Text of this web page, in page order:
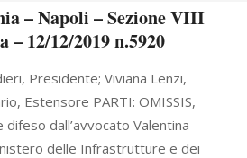
– Napoli – Sezione VIII
– 12/12/2019 n.5920
Presidente; Viviana Lenzi,
Estensore PARTI: OMISSIS,
dall’avvocato Valentina
delle Infrastrutture e dei